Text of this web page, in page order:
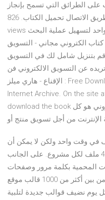
الطرائق التي تسمح بإنجاز
الدراسات التسويقية عن طريق الاتصال تحميل الكتاب. 826 total
views من عناوين الكتب العربية في مكان واحد لتسهيل عملية البحث
الكتروني مجاني - التسويق
- قم بتنزيل شامل لك في التسويق
عن التسويق الالكتروني فن
الإقناع - هاري ميلز : Free Download, Borrow, and Streaming :
Internet Archive. On the site
download the book التسويق الالكتروني التسويق الالكتروني هو كل
تنزيل ما يصل إلى 100 ملف في وقت واحد ولكن لا يمكن أن
يتجاوز العدد الإجمالي 400000 ملف لكل مشروع. على الجانب
المحمية بكلمة مرور وصفحات
الويب. اختر أفضل قالب لموقعك من بين أكثر من 1000 قالب موقع
أكثر من 30 فئة. كل يوم نضيف قوالب جديدة لتلبية